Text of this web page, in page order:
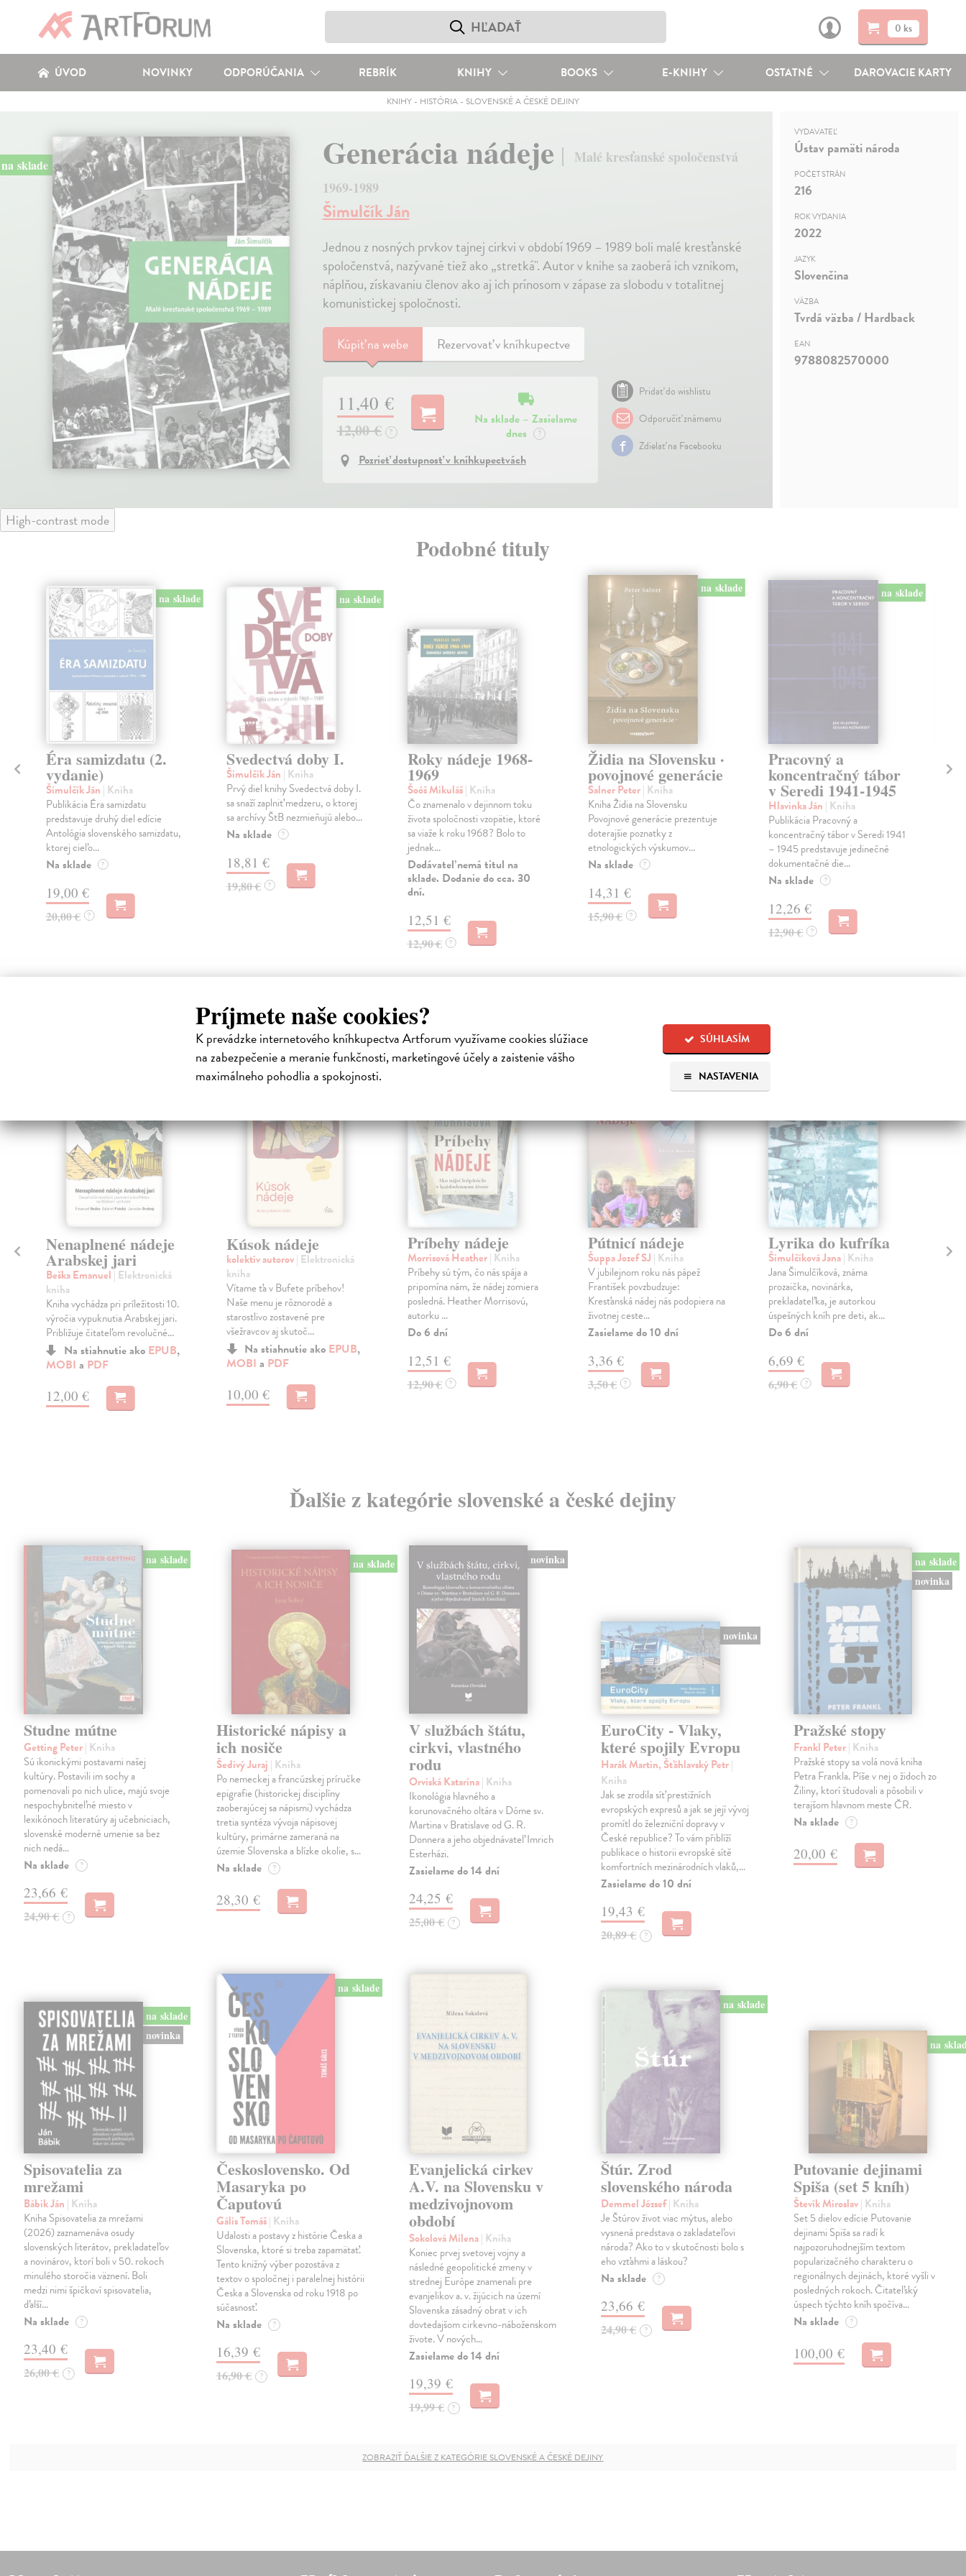
Príjmete naše cookies?
K prevádzke internetového kníhkupectva Artforum využívame cookies slúžiace
na zabezpečenie a meranie funkčnosti, marketingové účely a zaistenie vášho
maximálneho pohodlia a spokojnosti.
SÚHLASÍM
NASTAVENIA
0 ks
ÚVOD NOVINKY ODPORÚČANIA REBRÍK KNIHY BOOKS E-KNIHY OSTATNÉ DAROVACIE KARTY
KNIHY- HISTÓRIA- SLOVENSKÉ A ČESKÉ DEJINY
na sklade Generácia nádeje
Malé kresťanské spoločenstvá
1969-1989
Šimulčík Ján
Jednou z nosných prvkov tajnej cirkvi v období 1969 – 1989 boli malé kresťanské
spoločenstvá, nazývané tiež ako „stretká". Autor v knihe sa zaoberá ich vznikom,
náplňou, získavaniu členov ako aj ich prínosom v zápase za slobodu v totalitnej
komunistickej spoločnosti.
Kúpiťna webe Rezervovať v kníhkupectve
11,40 €
12,00 € ?
Na sklade – Zasielame
dnes
?
Pozrieť dostupnosť v kníhkupectvách
Pridať do wishlistu
Odporučiť známemu
Zdielať na Facebooku
VYDAVATEĽ
Ústav pamäti národa
POČET STRÁN
216
ROK VYDANIA
2022
JAZYK
Slovenčina
VÄZBA
Tvrdá väzba / Hardback
EAN
9788082570000
High-contrast mode
Podobné tituly
na sklade
Éra samizdatu (2.
vydanie)
Šimulčík Ján | Kniha
Publikácia Éra samizdatu
predstavuje druhý diel edície
Antológia slovenského samizdatu,
ktorej cieľo...
Na sklade ?
19,00 €
20,00 € ?
na sklade
Svedectvá doby I.
Šimulčík Ján | Kniha
Prvý diel knihy Svedectvá doby I.
sa snaží zaplniť medzeru, o ktorej
sa archívy ŠtB nezmieňujú alebo...
Na sklade ?
18,81 €
19,80 € ?
Roky nádeje 1968-
1969
Šoóš Mikuláš| Kniha
Čo znamenalo v dejinnom toku
života spoločnosti vzopätie, ktoré
sa viaže k roku 1968? Bolo to
jednak...
Dodávateľ nemá titul na
sklade. Dodanie do cca. 30
dní.
12,51 €
12,90 € ?
na sklade
Židia na Slovensku ·
povojnové generácie
Salner Peter| Kniha
Kniha Židia na Slovensku
Povojnové generácie prezentuje
doterajšie poznatky z
etnologických výskumov...
Na sklade ?
14,31 €
15,90 € ?
na sklade
Pracovný a
koncentračný tábor
v Seredi 1941-1945
Hlavinka Ján | Kniha
Publikácia Pracovný a
koncentračný tábor v Seredi 1941
– 1945 predstavuje jedinečné
dokumentačné die...
Na sklade ?
12,26 €
12,90 € ?
Čitatelia s podobným vkusom si kúpili aj:
Nenaplnené nádeje
Arabskej jari
Beška Emanuel | Elektronická
kniha
Kniha vychádza pri príležitosti 10.
výročia vypuknutia Arabskej jari.
Približuje čitateľom revolučné...
Na stiahnutie ako EPUB,
MOBI a PDF
12,00 €
E-KNIHA
Kúsok nádeje
kolektív autorov| Elektronická
kniha
Vítame ťa v Bufete príbehov!
Naše menu je rôznorodé a
starostlivo zostavené pre
všežravcov aj skutoč...
Na stiahnutie ako EPUB,
MOBI a PDF
10,00 €
Príbehy nádeje
Morrisová Heather| Kniha
Príbehy sú tým, čo nás spája a
pripomína nám, že nádej zomiera
posledná. Heather Morrisovú,
autorku ...
Do 6 dní
12,51 €
12,90 € ?
Pútnicí nádeje
Šuppa Jozef SJ | Kniha
V jubilejnom roku nás pápež
František povzbudzuje:
Kresťanská nádej nás podopiera na
životnej ceste...
Zasielame do 10 dní
3,36 €
3,50 € ?
Lyrika do kufríka
Šimulčíková Jana| Kniha
Jana Šimulčíková, známa
prozaička, novinárka,
prekladateľka, je autorkou
úspešných kníh pre deti, ak...
Do 6 dní
6,69 €
6,90 € ?
Ďalšie z kategórie slovenské a české dejiny
na sklade
Studne mútne
Getting Peter| Kniha
Sú ikonickými postavami našej
kultúry. Postavili im sochy a
pomenovali po nich ulice, majú svoje
nespochybniteľné miesto v
lexikónoch literatúry aj učebniciach,
slovenské moderné umenie sa bez
nich nedá…
Na sklade ?
23,66 €
24,90 € ?
na sklade
Historické nápisy a
ich nosiče
Šedivý Juraj | Kniha
Po nemeckej a francúzskej príručke
epigrafie (historickej disciplíny
zaoberajúcej sa nápismi) vychádza
tretia syntéza vývoja nápisovej
kultúry, primárne zameraná na
územie Slovenska a blízke okolie, s…
Na sklade ?
28,30 €
novinka
V službách štátu,
cirkvi, vlastného
rodu
Orviská Katarína| Kniha
Ikonológia hlavného a
korunovačného oltára v Dóme sv.
Martina v Bratislave od G. R.
Donnera a jeho objednávateľ Imrich
Esterházi.
Zasielame do 14 dní
24,25 €
25,00 € ?
novinka
EuroCity - Vlaky,
které spojily Evropu
Harák Martin, Šťáhlavský Petr|
Kniha
Jak se zrodila síť prestižních
evropských expresů a jak se její vývoj
promítl do železniční dopravy v
České republice? To vám přiblíží
publikace o historii evropské sítě
komfortních mezinárodních vlaků,…
Zasielame do 10 dní
19,43 €
20,89 € ?
na sklade
novinka
Pražské stopy
Frankl Peter| Kniha
Pražské stopy sa volá nová kniha
Petra Frankla. Píše v nej o židoch zo
Žiliny, ktorí študovali a pôsobili v
terajšom hlavnom meste ČR.
Na sklade ?
20,00 €
na sklade
novinka
Spisovatelia za
mrežami
Bábik Ján | Kniha
Kniha Spisovatelia za mrežami
(2026) zaznamenáva osudy
slovenských literátov, prekladateľov
a novinárov, ktorí boli v 50. rokoch
minulého storočia väznení. Boli
medzi nimi špičkoví spisovatelia,
ďalší…
Na sklade ?
23,40 €
26,00 € ?
na sklade
Československo. Od
Masaryka po
Čaputovú
Gális Tomáš| Kniha
Udalosti a postavy z histórie Česka a
Slovenska, ktoré si treba zapamätať.
Tento knižný výber pozostáva z
textov o spoločnej i paralelnej histórii
Česka a Slovenska od roku 1918 po
súčasnosť.
Na sklade ?
16,39 €
16,90 € ?
Evanjelická cirkev
A.V. na Slovensku v
medzivojnovom
období
Sokolová Milena| Kniha
Koniec prvej svetovej vojny a
následné geopolitické zmeny v
strednej Európe znamenali pre
evanjelikov a. v. žijúcich na území
Slovenska zásadný obrat v ich
dovtedajšom cirkevno-náboženskom
živote. V nových…
Zasielame do 14 dní
19,39 €
19,99 € ?
na sklade
Štúr. Zrod
slovenského národa
Demmel József| Kniha
Je Štúrov život viac mýtus, alebo
vysnená predstava o zakladateľovi
národa? Ako to v skutočnosti bolo s
eho vzťahmi a láskou?
Na sklade ?
23,66 €
24,90 € ?
na
Putovanie dejinami
Spiša (set 5 kníh)
Števík Miroslav| Kniha
Set 5 dielov edície Putovanie
dejinami Spiša sa radí k
najpozoruhodnejším textom
popularizačného charakteru o
regionálnych dejinách, ktoré vyšli v
posledných rokoch. Čitateľský
úspech týchto kníh spočíva…
Na sklade ?
100,00 €
ZOBRAZIŤ ĎALŠIE Z KATEGÓRIE SLOVENSKÉ A ČESKÉ DEJINY